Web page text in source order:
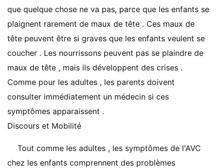
que quelque chose ne va pas, parce que les enfants se
plaignent rarement de maux de tête . Ces maux de
tête peuvent être si graves que les enfants veulent se
coucher . Les nourrissons peuvent pas se plaindre de
maux de tête , mais ils développent des crises .
Comme pour les adultes , les parents doivent
consulter immédiatement un médecin si ces
symptômes apparaissent .
Discours et Mobilité
Tout comme les adultes , les symptômes de l'AVC
chez les enfants comprennent des problèmes